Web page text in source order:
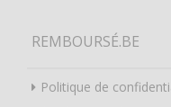
REMBOURSÉ.BE
Politique de